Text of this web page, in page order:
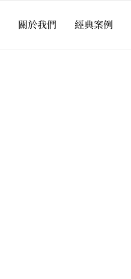
關於我們 經典案例